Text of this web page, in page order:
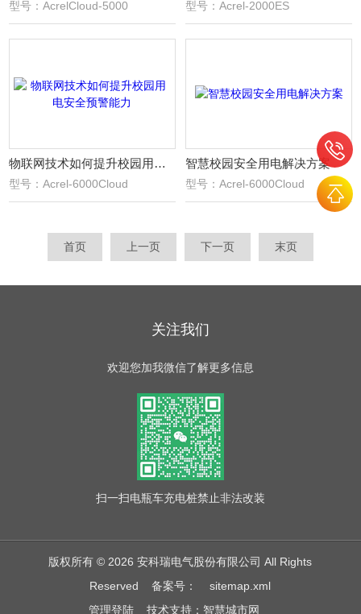
型号：AcrelCloud-5000 型号：Acrel-2000ES
物联网技术如何提升校园用电安全预警能力
型号：Acrel-6000Cloud
智慧校园安全用电解决方案
型号：Acrel-6000Cloud
首页 上一页 下一页 末页
关注我们
欢迎您加我微信了解更多信息
扫一扫电瓶车充电桩禁止非法改装
版权所有 © 2026 安科瑞电气股份有限公司 All Rights
Reserved备案号：
sitemap.xml
管理登陆技术支持： 智慧城市网